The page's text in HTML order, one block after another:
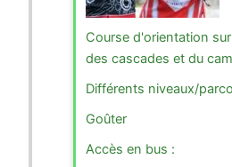
Course d'orientation
des cascades et du
Différents niveaux/
Goûter
Accès en bus :